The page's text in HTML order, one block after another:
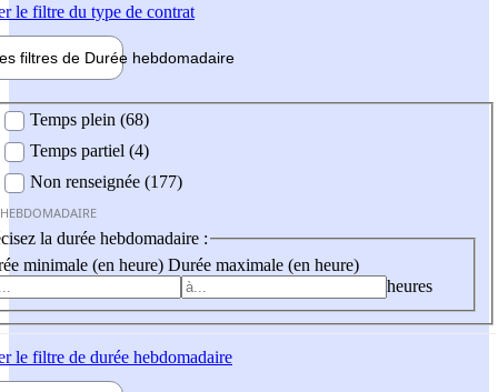
le filtre du type de contrat
filtres de Durée hebdomadaire
Temps plein (68)
Temps partiel (4)
Non renseignée (177)
la durée hebdomadaire :
minimale (en heure) Durée maximale (en heure)
heures
le filtre de durée hebdomadaire